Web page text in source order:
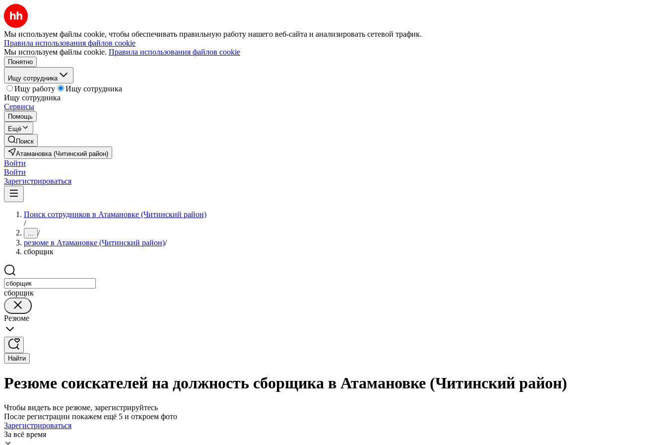
Мы используем файлы cookie, чтобы обеспечивать правильную работу нашего веб-сайта и анализировать сетевой трафик.
Правила использования файлов cookie
Мы используем файлы cookie. Правила использования файлов cookie
Понятно
Ищу сотрудника
Ищу работу
Ищу сотрудника
Ищу сотрудника
Сервисы
Помощь
Ещё
Поиск
Атамановка (Читинский район)
Войти
Войти
Зарегистрироваться
Поиск сотрудников в Атамановке (Читинский район)
/
... /
резюме в Атамановке (Читинский район)/
сборщик
сборщик
Резюме
Найти
Резюме соискателей на должность сборщика в Атамановке (Читинский район)
Чтобы видеть все резюме, зарегистрируйтесь
После регистрации покажем ещё 5 и откроем фото
Зарегистрироваться
За всё время